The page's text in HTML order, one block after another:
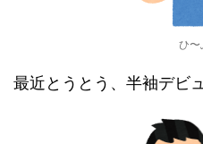
ひ〜
最近とうとう、半袖デビ